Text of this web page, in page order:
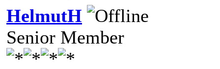
HelmutH
Senior Member